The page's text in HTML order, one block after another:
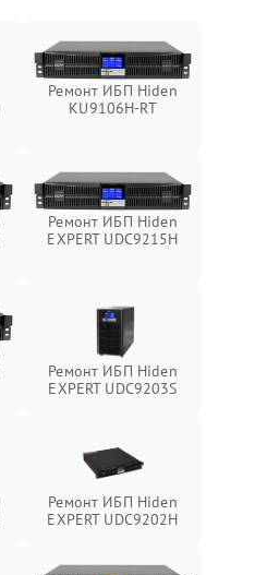
Ремонт ИБП Hiden
KU9106H-RT
Ремонт ИБП Hiden
EXPERT UDC9215H
Ремонт ИБП Hiden
EXPERT UDC9203S
Ремонт ИБП Hiden
EXPERT UDC9202H